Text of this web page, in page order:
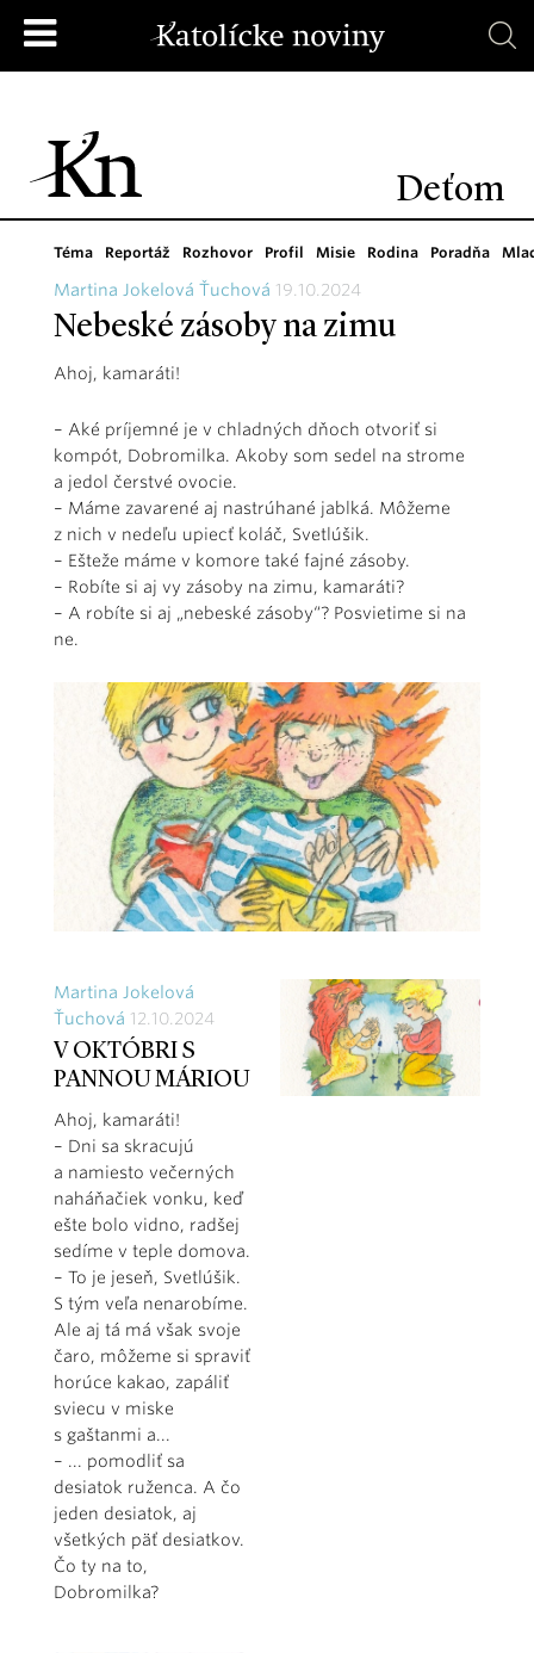
Deťom
Téma Reportáž Rozhovor Profil Misie Rodina Poradňa
Martina Jokelová Ťuchová 19.10.2024
Nebeské zásoby na zimu
Ahoj, kamaráti!
– Aké príjemné je v chladných dňoch otvoriť si
kompót, Dobromilka. Akoby som sedel na strome
a jedol čerstvé ovocie.
– Máme zavarené aj nastrúhané jablká. Môžeme
z nich v nedeľu upiecť koláč, Svetlúšik.
– Ešteže máme v komore také fajné zásoby.
– Robíte si aj vy zásoby na zimu, kamaráti?
– A robíte si aj „nebeské zásoby“? Posvietime si na
ne.
Martina Jokelová
Ťuchová 12.10.2024
V OKTÓBRI S
PANNOU MÁRIOU
Ahoj, kamaráti!
– Dni sa skracujú
a namiesto večerných
naháňačiek vonku, keď
ešte bolo vidno, radšej
sedíme v teple domova.
– To je jeseň, Svetlúšik.
S tým veľa nenarobíme.
Ale aj tá má však svoje
čaro, môžeme si spraviť
horúce kakao, zapáliť
sviecu v miske
s gaštanmi a...
– ... pomodliť sa
desiatok ruženca. A čo
jeden desiatok, aj
všetkých päť desiatkov.
Čo ty na to,
Dobromilka?